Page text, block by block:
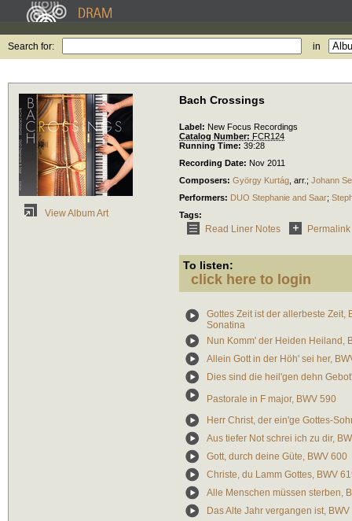
Search for: in
View Album Art
Bach Crossings
Label: New Focus Recordings
Catalog Number: FCR124
Running Time: 39:28
Recording Date: Nov 2011
Composers: György Kurtág arr. ; Johann
Performers: DUO Stephanie and Saar;
Tags:
Read Liner Notes Permalink
To listen:
click here to login
Gottes Zeit ist der allerbeste Zeit,
Sonatina
Nun Komm' der Heiden Heiland,
Allein Gott in der Höh' sei her,
Dies sind die heil'gen dehn
Pastorale in F major, BWV 590
Herr Christ, der ein'ge Gottes-
Aus tiefer Not schrei ich zu dir,
Gott, durch deine Güte, BWV 600
Christe, du Lamm Gottes, BWV
Alle Menschen müssen sterben,
Das Alte Jahr vergangen ist,